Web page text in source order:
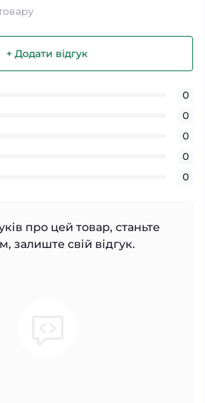
+ Додати відгук
0
0
0
0
0
про цей товар, станьте
залиште свій відгук.